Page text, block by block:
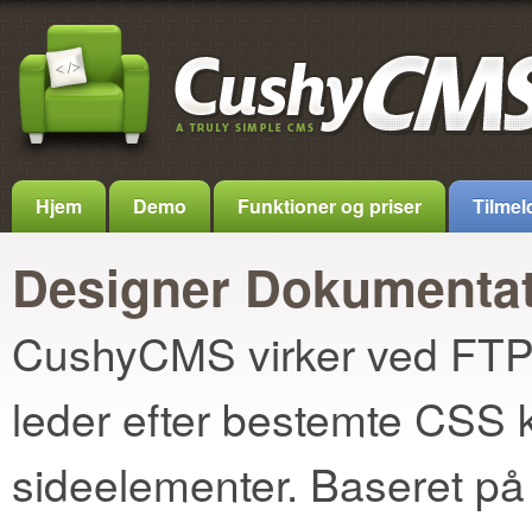
Hjem Demo Funktioner og priser
Designer
CushyCMS virker ved
leder efter bestemte CSS
sideelementer. Baseret